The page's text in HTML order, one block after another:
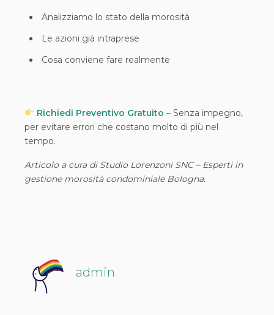
Analizziamo lo stato della morosità
Le azioni già intraprese
Cosa conviene fare realmente
Richiedi Preventivo Gratuito – Senza impegno,
per evitare errori che costano molto di più nel
tempo.
Articolo a cura di Studio Lorenzoni SNC – Esperti in
gestione morosità condominiale Bologna.
admin